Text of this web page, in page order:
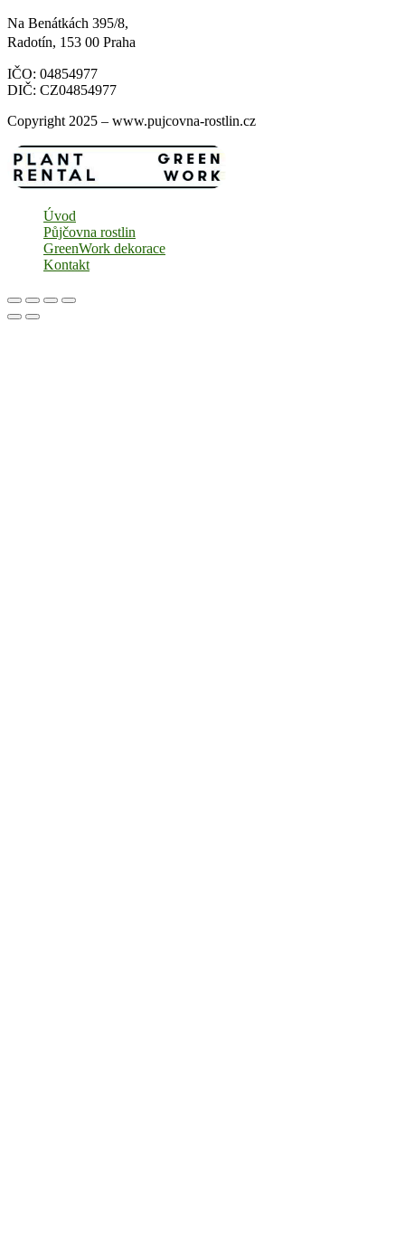
Na Benátkách 395/8,
Radotín, 153 00 Praha
IČO: 04854977
DIČ: CZ04854977
Copyright 2025 – www.pujcovna-rostlin.cz
Úvod
Půjčovna rostlin
GreenWork dekorace
Kontakt